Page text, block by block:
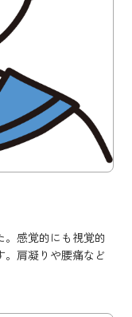
感覚的にも視覚的
。肩凝りや腰痛など